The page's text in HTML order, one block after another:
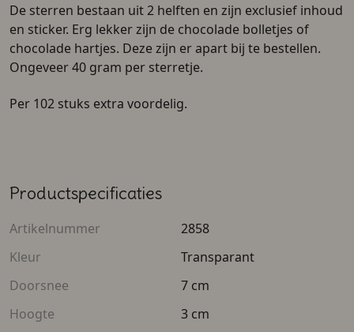
De sterren bestaan uit 2 helften en zijn exclusief inhoud
en sticker. Erg lekker zijn de chocolade bolletjes of
chocolade hartjes. Deze zijn er apart bij te bestellen.
Ongeveer 40 gram per sterretje.
Per 102 stuks extra voordelig.
Productspecificaties
Artikelnummer
2858
Kleur
Transparant
Doorsnee
7 cm
Hoogte
3 cm